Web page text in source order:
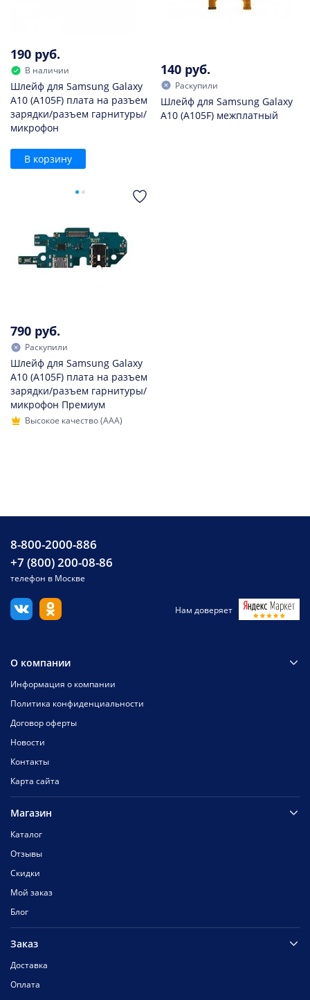
190 руб.
В наличии
Шлейф для Samsung Galaxy
A10 (A105F) плата на разъем
зарядки/разъем гарнитуры/
микрофон
В корзину
140 руб.
Раскупили
Шлейф для Samsung Galaxy
A10 (A105F) межплатный
790 руб.
Раскупили
Шлейф для Samsung Galaxy
A10 (A105F) плата на разъем
зарядки/разъем гарнитуры/
микрофон Премиум
Высокое качество (AAA)
8-800-2000-886
+7 (800) 200-08-86
телефон в Москве
Нам доверяет
О компании
Информация о компании
Политика конфиденциальности
Договор оферты
Новости
Контакты
Карта сайта
Магазин
Каталог
Отзывы
Скидки
Мой заказ
Блог
Заказ
Доставка
Оплата